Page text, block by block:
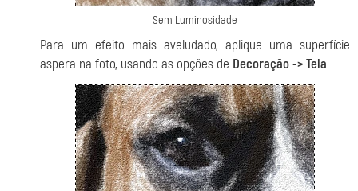
Sem Luminosidade
Para um efeito mais aveludado, aplique uma superfície
aspera na foto, usando as opções de Decoração -> Tela.